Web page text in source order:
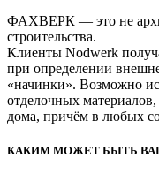
ФАХВЕРК — это не
строительства.
Клиенты Nodwerk
при определении
«начинки». Возможно
отделочных
дома, причём в любых
КАКИМ МОЖЕТ БЫТЬ